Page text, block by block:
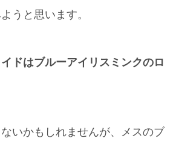
うと思います。
ドはブルーアイリスミンクのロ
いかもしれませんが、メスのブ